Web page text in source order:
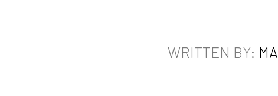
WRITTEN BY: